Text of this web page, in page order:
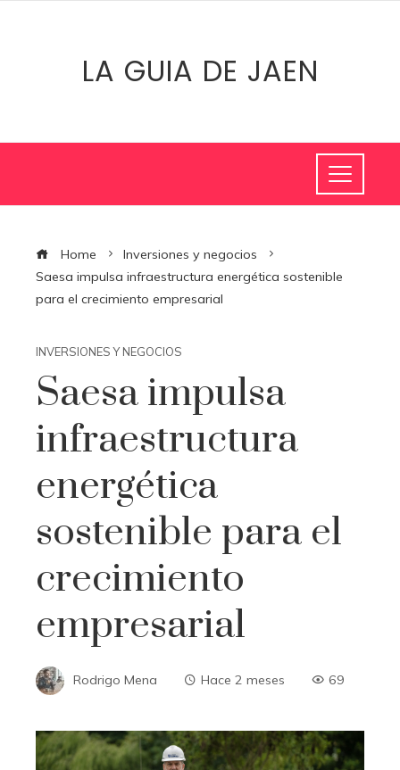
LA GUIA DE JAEN
Home
Inversiones y negocios
Saesa impulsa infraestructura energética sostenible
para el crecimiento empresarial
INVERSIONES Y NEGOCIOS
Saesa impulsa
infraestructura
energética
sostenible para el
crecimiento
empresarial
Rodrigo Mena Hace 2 meses 69